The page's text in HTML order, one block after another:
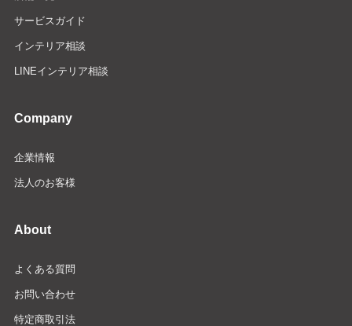
サービスガイド
インテリア相談
LINEインテリア相談
Company
企業情報
法人のお客様
About
よくある質問
お問い合わせ
特定商取引法